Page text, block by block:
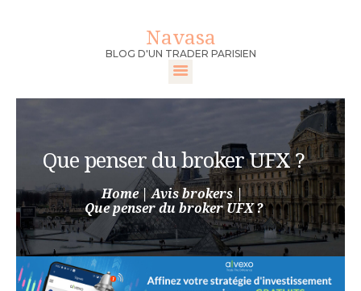
Navasa
BLOG D'UN TRADER PARISIEN
Que penser du broker UFX ?
Home
Avis brokers
Que penser du broker UFX ?
Navasa
BLOG D'UN TRADER PARISIEN
DEVENIR TRADER
FORMATION
TRADER
MEILLEURS
BROKERS
CONTACT